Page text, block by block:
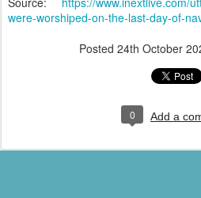
were-worshiped-on-the-last-day-of-
Posted 24th October
0 Add a